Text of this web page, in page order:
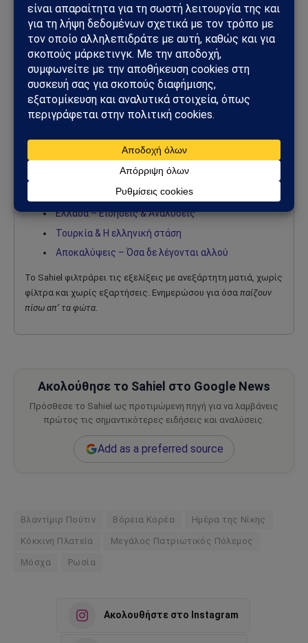
— The Moscow Times (@MoscowTimes)
May 9, 2026
Εξερεύνησε το Sahiel.gr
Σκέψεις – Άρθρα γνώμης
Γεωπολιτική – Παγκόσμιες εξελίξεις
Ελλάδα – Ειδήσεις & Αναλύσεις
Τουρκία & Η ελληνική στάση
Αποκαλύψεις – Όσα δε λέγονται αλλού
Το Sahiel φιλτράρει τις εξελίξεις με ανεξάρτητη ματιά, χωρίς
φίλτρα και χωρίς εξαρτήσεις. Ενημερώσου για όσα παίζουν
πίσω απ’ τα φώτα
Ακολούθησε το Sahiel στο Google News
Πρόσθεσε το Sahiel ως προτιμώμενη πηγή για να λαμβάνεις
πρώτος τις σημαντικότερες ειδήσεις και αναλύσεις.
Add as a preferred source
Βλαντίμιρ Πούτιν Βόρεια Κορέα Ημέρα της Νίκης
Κόκκινη Πλατεία Μεγάλος Πατριωτικός Πόλεμος
Μόσχα Ρωσία
Ακολουθήστε στο Instagram